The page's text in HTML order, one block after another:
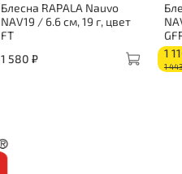
Блесна RAPALA Nauvo
NAV19 / 6.6 см, 19 г, цвет
FT
1 580 ₽
1
1